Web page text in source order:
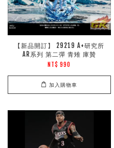
【新品開訂】 29219 A+研究所
AR系列 第二彈 青雉 庫贊
NT$ 990
加入購物車